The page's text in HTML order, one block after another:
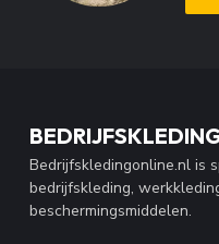
Bedrijfskledingonline.nl is
bedrijfskleding,
beschermingsmiddelen.